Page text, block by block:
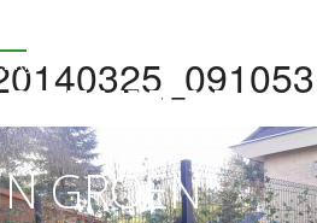
GROEN